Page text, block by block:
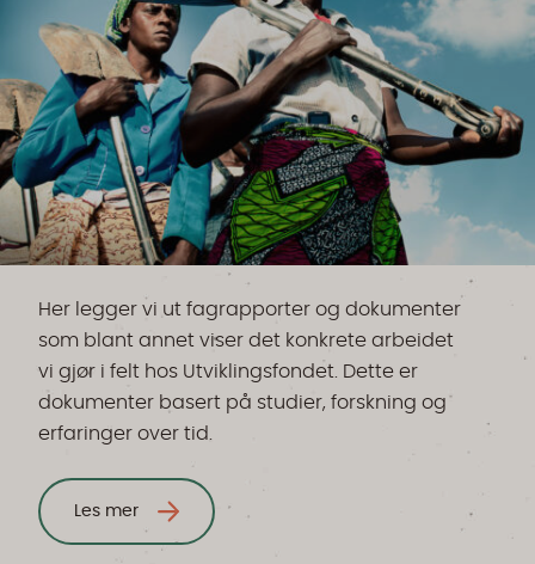
Her legger vi ut fagrapporter og dokumenter
som blant annet viser det konkrete arbeidet
vi gjør i felt hos Utviklingsfondet. Dette er
dokumenter basert på studier, forskning og
erfaringer over tid.
Les mer